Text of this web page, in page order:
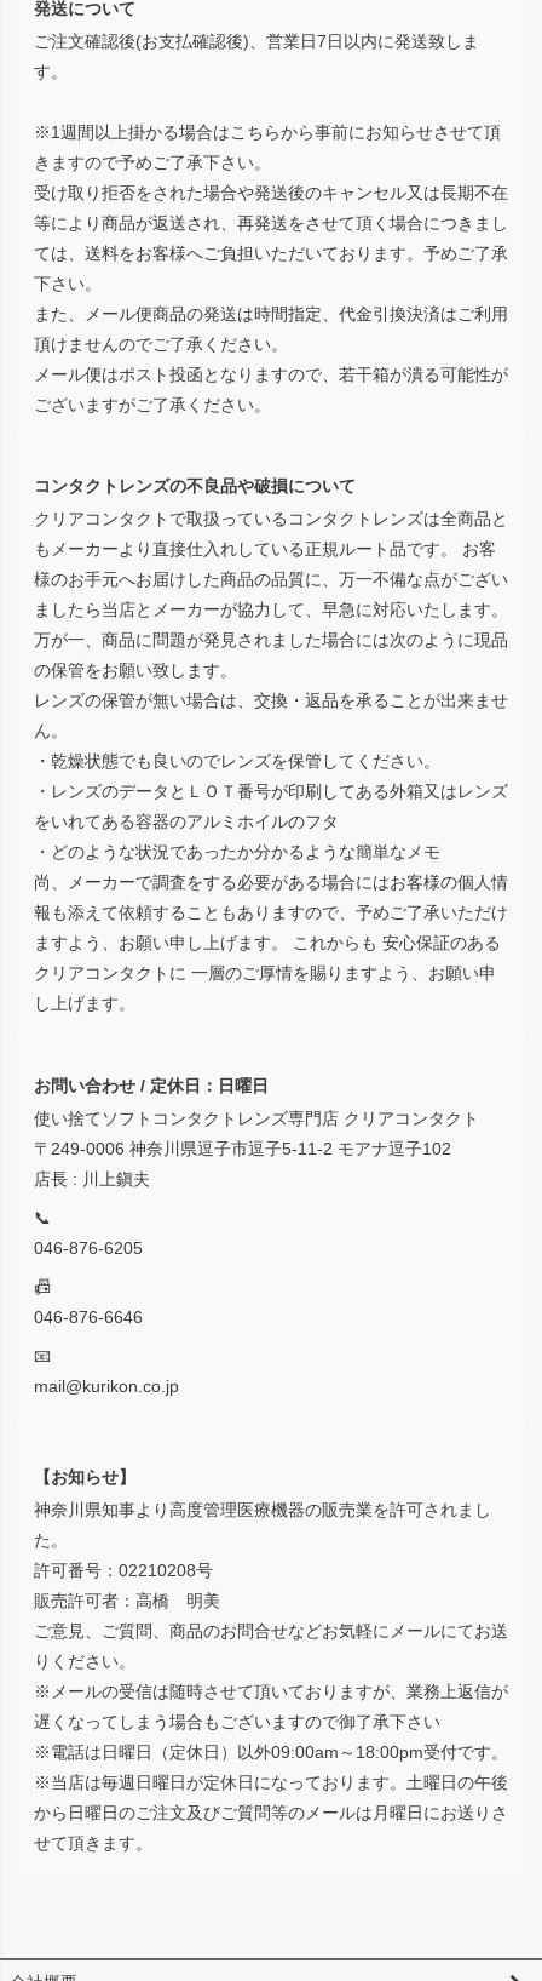
発送について
ご注文確認後(お支払確認後)、営業日7日以内に発送致しま
す。
※1週間以上掛かる場合はこちらから事前にお知らせさせて頂
きますので予めご了承下さい。
受け取り拒否をされた場合や発送後のキャンセル又は長期不在
等により商品が返送され、再発送をさせて頂く場合につきまし
ては、送料をお客様へご負担いただいております。予めご了承
下さい。
また、メール便商品の発送は時間指定、代金引換決済はご利用
頂けませんのでご了承ください。
メール便はポスト投函となりますので、若干箱が潰る可能性が
ございますがご了承ください。
コンタクトレンズの不良品や破損について
クリアコンタクトで取扱っているコンタクトレンズは全商品と
もメーカーより直接仕入れしている正規ルート品です。 お客
様のお手元へお届けした商品の品質に、万一不備な点がござい
ましたら当店とメーカーが協力して、早急に対応いたします。
万が一、商品に問題が発見されました場合には次のように現品
の保管をお願い致します。
レンズの保管が無い場合は、交換・返品を承ることが出来ませ
ん。
・乾燥状態でも良いのでレンズを保管してください。
・レンズのデータとＬＯＴ番号が印刷してある外箱又はレンズ
をいれてある容器のアルミホイルのフタ
・どのような状況であったか分かるような簡単なメモ
尚、メーカーで調査をする必要がある場合にはお客様の個人情
報も添えて依頼することもありますので、予めご了承いただけ
ますよう、お願い申し上げます。 これからも 安心保証のある
クリアコンタクトに 一層のご厚情を賜りますよう、お願い申
し上げます。
お問い合わせ / 定休日：日曜日
使い捨てソフトコンタクトレンズ専門店 クリアコンタクト
〒249-0006 神奈川県逗子市逗子5-11-2 モアナ逗子102
店長 : 川上鎭夫
📞
046-876-6205
📠
046-876-6646
📧
mail@kurikon.co.jp
【お知らせ】
神奈川県知事より高度管理医療機器の販売業を許可されまし
た。
許可番号：02210208号
販売許可者：高橋 明美
ご意見、ご質問、商品のお問合せなどお気軽にメールにてお送
りください。
※メールの受信は随時させて頂いておりますが、業務上返信が
遅くなってしまう場合もございますので御了承下さい
※電話は日曜日（定休日）以外09:00am～18:00pm受付です。
※当店は毎週日曜日が定休日になっております。土曜日の午後
から日曜日のご注文及びご質問等のメールは月曜日にお送りさ
せて頂きます。